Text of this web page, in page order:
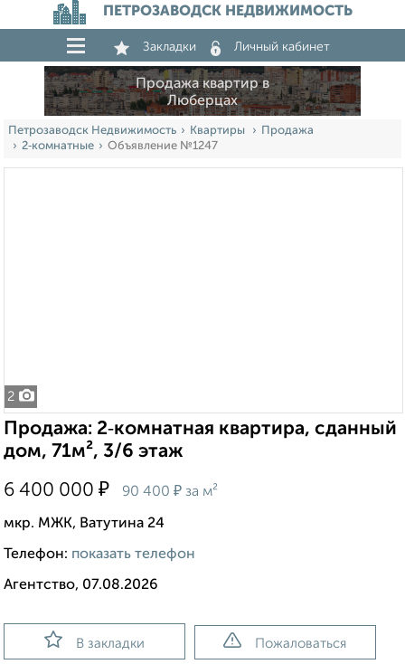
ПЕТРОЗАВОДСК НЕДВИЖИМОСТЬ
Закладки Личный кабинет
Продажа квартир в
Люберцах
Петрозаводск Недвижимость Квартиры
Продажа
2‑комнатные
Объявление №1247
2
Продажа: 2‑комнатная квартира, сданный
дом, 71м², 3/6 этаж
6 400 000 ₽ 90 400 ₽ за м²
мкр. МЖК, Ватутина 24
Телефон: показать телефон
Агентство, 07.08.2026
В закладки Пожаловаться